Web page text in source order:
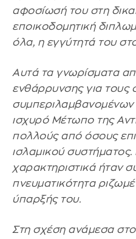
αφοσίωσή του στη
εποικοδομητική
όλα, η εγγύτητά του
Αυτά τα γνωρίσματα
ενθάρρυνσης για τους
ισχυρό Μέτωπο της
πολλούς από όσους
ισλαμικού
χαρακτηριστικά ήταν
πνευματικότητα
ύπαρξής του.
Στη σχέση ανάμεσα